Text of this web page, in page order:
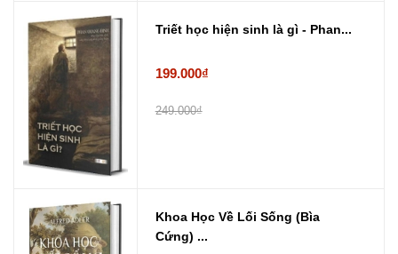
Triết học hiện sinh là gì - Phan...
199.000₫
249.000₫
Khoa Học Về Lối Sống (Bìa
Cứng) ...